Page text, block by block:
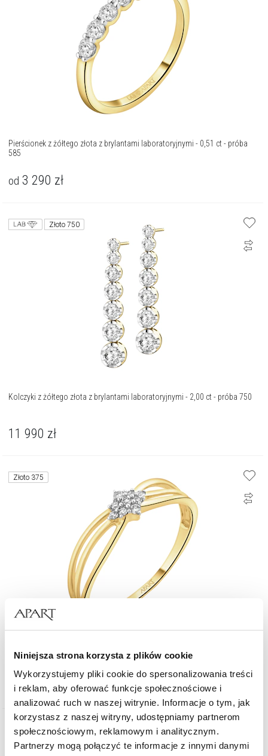
Niniejsza strona korzysta z plików cookie
Wykorzystujemy pliki cookie do spersonalizowania treści
i reklam, aby oferować funkcje społecznościowe i
analizować ruch w naszej witrynie. Informacje o tym, jak
korzystasz z naszej witryny, udostępniamy partnerom
społecznościowym, reklamowym i analitycznym.
Partnerzy mogą połączyć te informacje z innymi danymi
Pierścionek z żółtego złota z brylantami laboratoryjnymi - 0,51 ct - próba
585
od 3 290 zł
Złoto 750
Kolczyki z żółtego złota z brylantami laboratoryjnymi - 2,00 ct - próba 750
11 990 zł
Złoto 375
Pierścionek z żółtego złota z diamentami - 0,05 ct - próba 375
1 529 zł
Złoto 750